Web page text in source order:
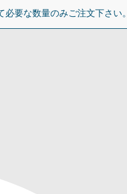
要な数量のみご注文下さい。